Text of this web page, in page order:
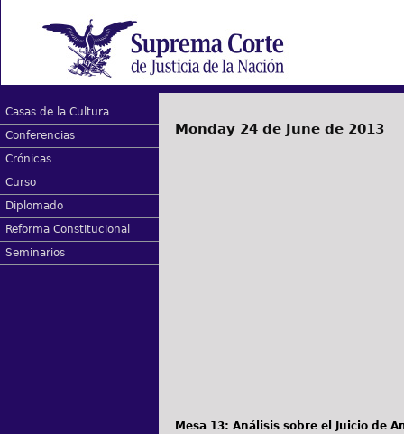
Casas de la Cultura
Conferencias
Crónicas
Curso
Diplomado
Reforma Constitucional
Seminarios
Monday 24 de June de 2013
Mesa 13: Análisis sobre el Juicio de